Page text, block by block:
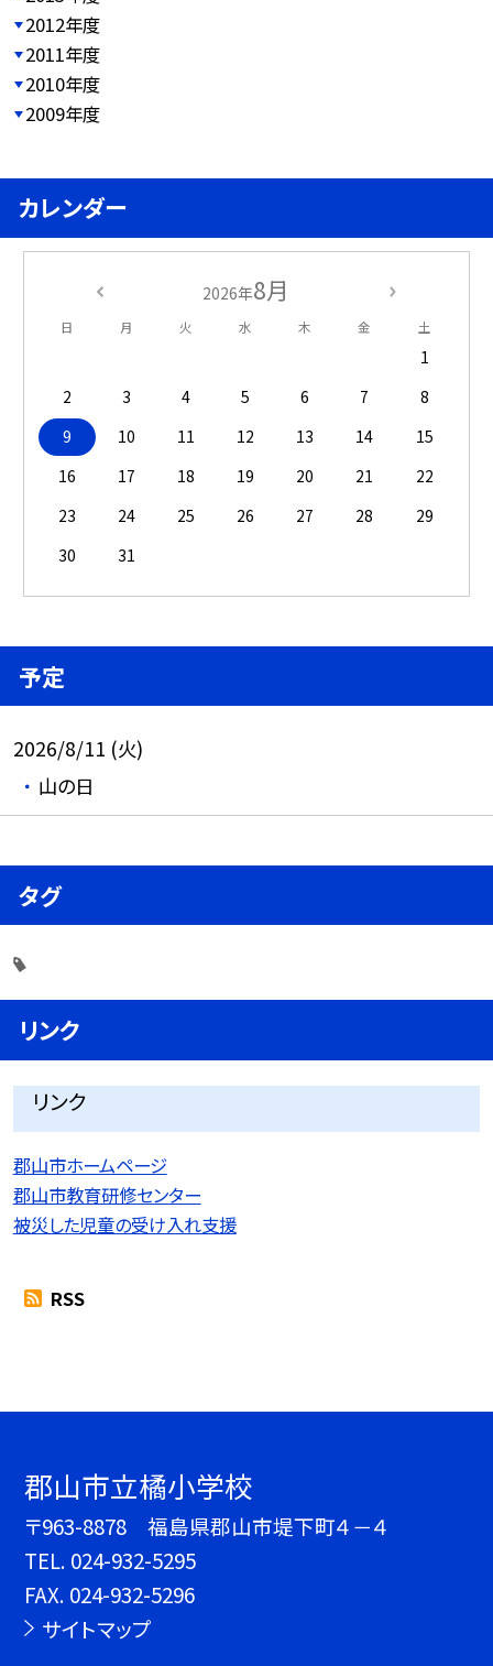
2012年度
2011年度
2010年度
2009年度
カレンダー
2026年8月
日 月 火 水 木 金 土
1
2
3 4 5 6 7
8
9
10 11 12 13 14
15
16
17 18 19 20 21
22
23
24 25 26 27 28
29
30
31
予定
2026/8/11 (火)
山の日
タグ
リンク
リンク
郡山市ホームページ
郡山市教育研修センター
被災した児童の受け入れ支援
RSS
郡山市立橘小学校
〒963-8878 福島県郡山市堤下町４－４
TEL. 024-932-5295
FAX. 024-932-5296
サイトマップ